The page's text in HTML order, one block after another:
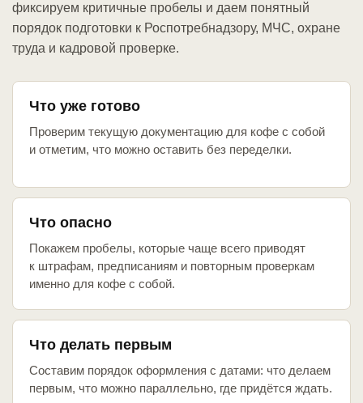
фиксируем критичные пробелы и даем понятный
порядок подготовки к Роспотребнадзору, МЧС, охране
труда и кадровой проверке.
Что уже готово
Проверим текущую документацию для кофе с собой
и отметим, что можно оставить без переделки.
Что опасно
Покажем пробелы, которые чаще всего приводят
к штрафам, предписаниям и повторным проверкам
именно для кофе с собой.
Что делать первым
Составим порядок оформления с датами: что делаем
первым, что можно параллельно, где придётся ждать.